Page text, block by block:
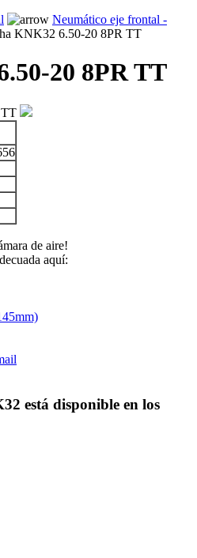
Neumático eje frontal -
KNK32 6.50-20 8PR TT
20 8PR TT
de aire!
aquí:
está disponible en los